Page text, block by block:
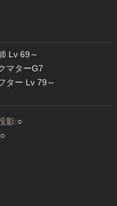
Lv 69～
マターG7
ター Lv 79～
影:○
○